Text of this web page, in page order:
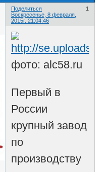
Поделиться
1
Воскресенье, 8 февраля,
2015г. 21:04:46
фото: alc58.ru
Первый в
России
крупный завод
по
производству